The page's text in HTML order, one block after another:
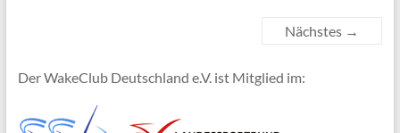
Nächstes →
Der WakeClub Deutschland e.V. ist Mitglied im: